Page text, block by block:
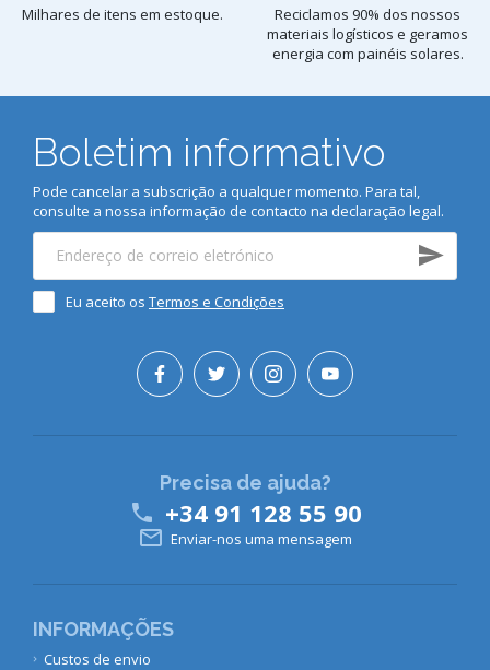
Milhares de itens em estoque.
Reciclamos 90% dos nossos
materiais logísticos e geramos
energia com painéis solares.
Boletim informativo
Pode cancelar a subscrição a qualquer momento. Para tal,
consulte a nossa informação de contacto na declaração legal.
Eu aceito os Termos e Condições
INFORMAÇÕES
Custos de envio
Precisa de ajuda?
 +34 91 128 55 90
 Enviar-nos uma mensagem